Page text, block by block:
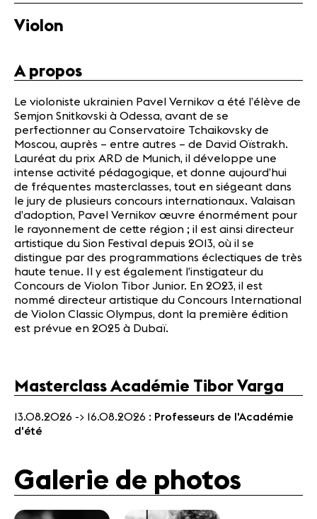
Partenaires
Actualités
Bénévoles
Médiation
Médias
Revue de
presse
Emplois
A propos
Mentions
légales
Contact
Violon
A propos
Le violoniste ukrainien Pavel Vernikov a été l’élève de
Semjon Snitkovski à Odessa, avant de se
perfectionner au Conservatoire Tchaikovsky de
Moscou, auprès – entre autres – de David Oïstrakh.
Lauréat du prix ARD de Munich, il développe une
intense activité pédagogique, et donne aujourd’hui
de fréquentes masterclasses, tout en siégeant dans
le jury de plusieurs concours internationaux. Valaisan
d’adoption, Pavel Vernikov œuvre énormément pour
le rayonnement de cette région ; il est ainsi directeur
artistique du Sion Festival depuis 2013, où il se
distingue par des programmations éclectiques de très
haute tenue. Il y est également l’instigateur du
Concours de Violon Tibor Junior. En 2023, il est
nommé directeur artistique du Concours International
de Violon Classic Olympus, dont la première édition
est prévue en 2025 à Dubaï.
Masterclass Académie Tibor Varga
13.08.2026 -> 16.08.2026 : Professeurs de l'Académie
d'été
Galerie de photos